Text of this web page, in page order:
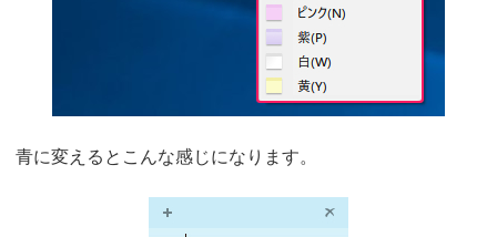
青に変えるとこんな感じになります。